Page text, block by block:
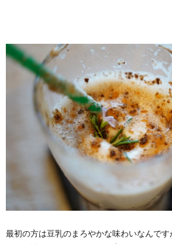
最初の方は豆乳のまろやかな味わいなんで